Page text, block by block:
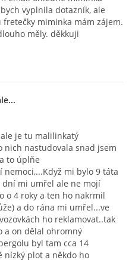
vyplnila dotazník, ale
miminka mám zájem.
měly. děkkuji
je tu malilinkatý
nich nastudovala snad jsem
to úplňe
nemoci,...Když mi bylo 9 táta
dní mi umřel ale ne mojí
o 4 roky a ten ho nakrmil
a do rána mi umřel...ve
ho reklamovat..tak
a on dělal ohromný
byl tam cca 14
nízký plot a někdo ho